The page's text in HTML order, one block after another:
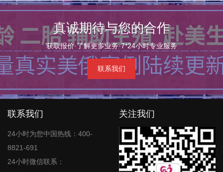
真诚期待与您的合作
获取报价·了解更多业务·7*24小时专业服务
联系我们
联系我们
24小时为您中国热线：400-
8821-691
24小时微信联系：
关注我们